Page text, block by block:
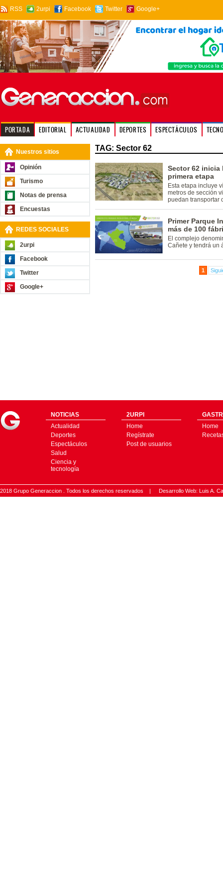
RSS 2urpi Facebook Twitter Google+
PORTADA EDITORIAL ACTUALIDAD DEPORTES ESPECTÁCULOS
Nuestros sitios
Opinión
Turismo
Notas de prensa
Encuestas
REDES SOCIALES
2urpi
Facebook
Twitter
Google+
TAG: Sector 62
Sector 62
primera etapa
Esta etapa incluye
metros de sección
puedan transportar
Primer Parque
más de 100
El complejo
Cañete y tendrá un
1
NOTICIAS
Actualidad
Deportes
Espectáculos
Salud
Ciencia y
tecnología
2URPI
Home
Regístrate
Post de usuarios
Home
2018 Grupo Generaccion . Todos los derechos reservados | Desarrollo Web: Luis